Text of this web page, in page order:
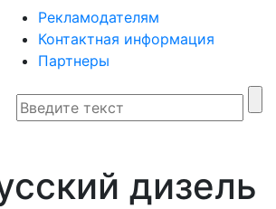
Рекламодателям
Контактная информация
Партнеры
дизель